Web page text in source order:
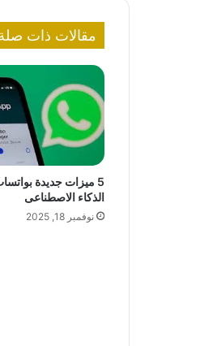
مقالات ذات
5 ميزات جديدة
الذكاء الاصطناعى
نوفمبر 18, 2025